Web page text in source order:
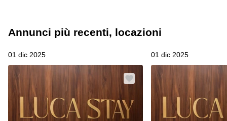
Annunci più recenti, locazioni
01 dic 2025 01 dic 2025